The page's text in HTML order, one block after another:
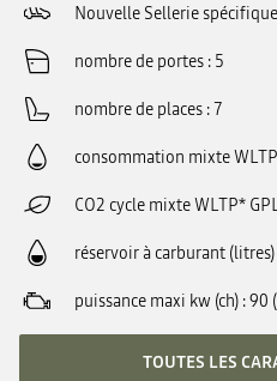
Nouvelle Sellerie
nombre de portes 5
nombre de places 7
consommation mixte
CO2 cycle mixte WLTP*
réservoir à carburant (litres)
puissance maxi kw (ch) 90
TOUTES LES